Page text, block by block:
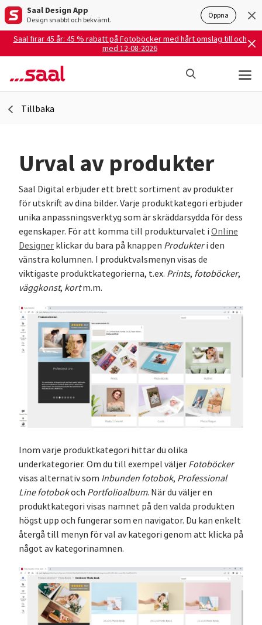
Saal Design App
Design snabbt och bekvämt. Öppna
Saal firar 45 år: 45 % rabatt på Fotoböcker med hårt omslag till och
med 12-08-2026
Tillbaka
Urval av produkter
Saal Digital erbjuder ett brett sortiment av produkter
för utskrift av dina bilder. Varje produktkategori erbjuder
unika anpassningsverktyg som är skräddarsydda för dess
egenskaper. För att komma till produkturvalet i Online
Designer klickar du bara på knappen Produkteri den
vänstra kolumnen. I produktvalsmenyn visas de
viktigaste produktkategorierna, t.ex. Prints, fotoböcker,
väggkonst, kortm.m.
Inom varje produktkategori hittar du olika
underkategorier. Om du till exempel väljer Fotoböcker
visas alternativ som Inbunden fotobok, Professional
Line fotobokoch Portfolioalbum. När du väljer en
produktkategori visas namnet på den valda produkten
högst upp och fungerar som en navigator. Du kan enkelt
återgå till menyn för val av kategori genom att klicka på
något av kategorinamnen.